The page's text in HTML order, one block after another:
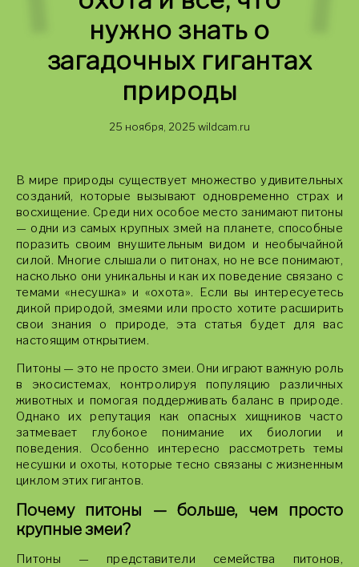
нужно знать о
загадочных гигантах
природы
25 ноября, 2025 wildcam.ru
В мире природы существует множество удивительных
созданий, которые вызывают одновременно страх и
восхищение. Среди них особое место занимают питоны
— одни из самых крупных змей на планете, способные
поразить своим внушительным видом и необычайной
силой. Многие слышали о питонах, но не все понимают,
насколько они уникальны и как их поведение связано с
темами «несушка» и «охота». Если вы интересуетесь
дикой природой, змеями или просто хотите расширить
свои знания о природе, эта статья будет для вас
настоящим открытием.
Питоны — это не просто змеи. Они играют важную роль
в экосистемах, контролируя популяцию различных
животных и помогая поддерживать баланс в природе.
Однако их репутация как опасных хищников часто
затмевает глубокое понимание их биологии и
поведения. Особенно интересно рассмотреть темы
несушки и охоты, которые тесно связаны с жизненным
циклом этих гигантов.
Почему питоны — больше, чем просто
крупные змеи?
Питоны — представители семейства питонов,